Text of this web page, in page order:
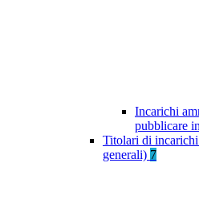
Incarichi
pubblicare
Titolari di
generali) 7